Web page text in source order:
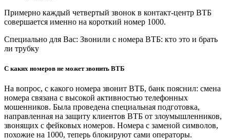
Примерно каждый четвертый звонок в контакт-центр ВТБ
совершается именно на короткий номер 1000.
Специально для Вас: Звонили с номера ВТБ: кто это и брать
ли трубку
С каких номеров не может звонить ВТБ
На вопрос, с какого номера звонит ВТБ, банк пояснил: смена
номера связана с высокой активностью телефонных
мошенников. Была проведена специальная подготовка,
направленная на защиту клиентов ВТБ от злоумышленников,
звонящих с фейковых номеров. Номера с заменой символов,
похожие на 1000, теперь блокируют сами операторы.